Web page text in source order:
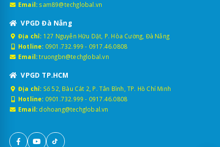
Email: sam89@techglobal.vn
VPGD Đà Nẵng
Địa chỉ: 127 Nguyễn Hữu Dật, P. Hòa Cường, Đà Nẵng
Hotline: 0901.732.999 - 0917.46.0808
Email: truongbn@techglobal.vn
VPGD TP.HCM
Địa chỉ: Số 52, Bàu Cát 2, P. Tân Bình, TP. Hồ Chí Minh
Hotline: 0901.732.999 - 0917.46.0808
Email: dohoang@techglobal.vn